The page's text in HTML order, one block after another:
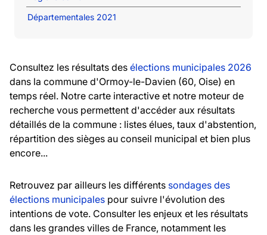
Départementales 2021
Consultez les résultats des élections municipales 2026
dans la commune d'Ormoy-le-Davien (60, Oise) en
temps réel. Notre carte interactive et notre moteur de
recherche vous permettent d'accéder aux résultats
détaillés de la commune : listes élues, taux d'abstention,
répartition des sièges au conseil municipal et bien plus
encore...
Retrouvez par ailleurs les différents sondages des
élections municipales pour suivre l'évolution des
intentions de vote. Consulter les enjeux et les résultats
dans les grandes villes de France, notamment les